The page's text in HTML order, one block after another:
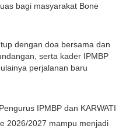
bagi masyarakat Bone
dengan doa bersama dan
serta kader IPMBP
perjalanan baru
IPMBP dan KARWATI
2026/2027 mampu menjadi